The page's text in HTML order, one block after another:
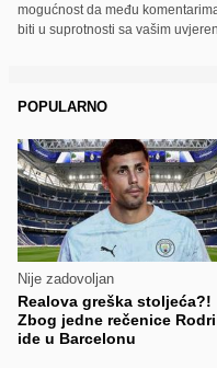
mogućnost da među
biti u suprotnosti sa vašim
POPULARNO
Nije zadovoljan
Realova greška stoljeća?!
Zbog jedne rečenice Rodri
ide u Barcelonu